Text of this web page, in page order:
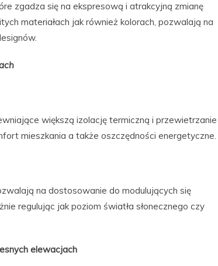
zgadza się na ekspresową i atrakcyjną zmianę
materiałach jak również kolorach, pozwalają na
większą izolację termiczną i przewietrzanie
mieszkania a także oszczędności energetyczne.
na dostosowanie do modulujących się
regulując jak poziom światła słonecznego czy
elewacjach